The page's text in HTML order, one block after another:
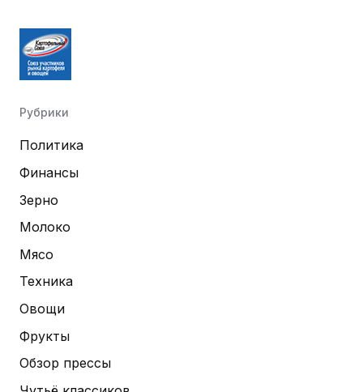
Рубрики
Политика
Финансы
Зерно
Молоко
Мясо
Техника
Овощи
Фрукты
Обзор прессы